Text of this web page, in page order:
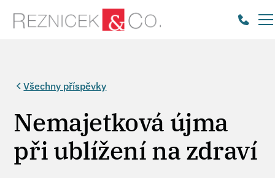
Všechny příspěvky
Nemajetková újma
při ublížení na zdraví